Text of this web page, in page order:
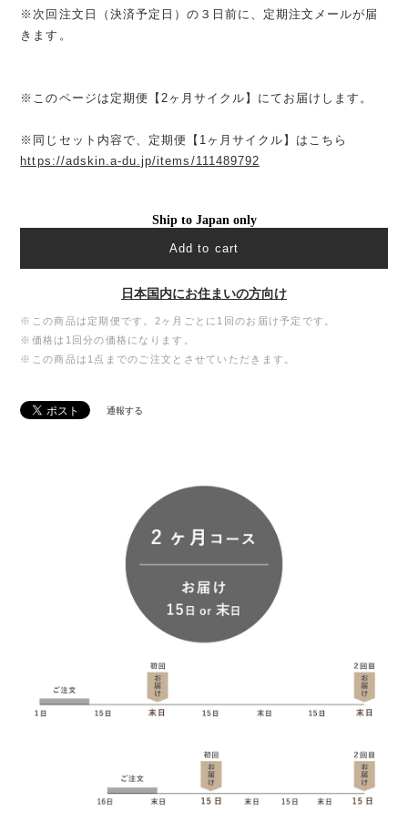
※次回注文日（決済予定日）の３日前に、定期注文メールが届
きます。
※このページは定期便【2ヶ月サイクル】にてお届けします。
※同じセット内容で、定期便【1ヶ月サイクル】はこちら
https://adskin.a-du.jp/items/111489792
Ship to Japan only
Add to cart
日本国内にお住まいの方向け
※この商品は定期便です。2ヶ月ごとに1回のお届け予定です。
※価格は1回分の価格になります。
※この商品は1点までのご注文とさせていただきます。
通報する